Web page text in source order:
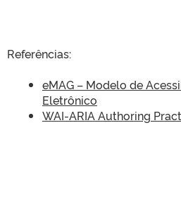
Referências:
eMAG – Modelo de
Eletrônico
WAI-ARIA Authoring